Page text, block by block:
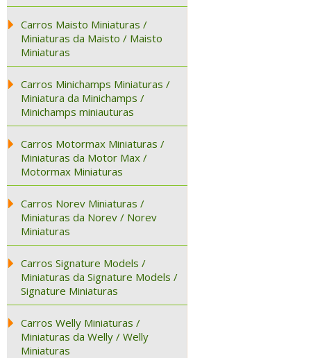
Carros Maisto Miniaturas /
Miniaturas da Maisto / Maisto
Miniaturas
Carros Minichamps Miniaturas /
Miniatura da Minichamps /
Minichamps miniauturas
Carros Motormax Miniaturas /
Miniaturas da Motor Max /
Motormax Miniaturas
Carros Norev Miniaturas /
Miniaturas da Norev / Norev
Miniaturas
Carros Signature Models /
Miniaturas da Signature Models /
Signature Miniaturas
Carros Welly Miniaturas /
Miniaturas da Welly / Welly
Miniaturas